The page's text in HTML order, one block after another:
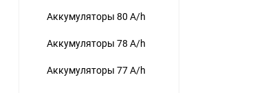
Аккумуляторы 80 A/h
Аккумуляторы 78 A/h
Аккумуляторы 77 A/h